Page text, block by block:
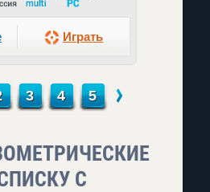
Играть
3 4 5
С